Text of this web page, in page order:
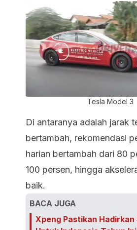
Tesla Model 3
Di antaranya adalah jarak
bertambah, rekomendasi
harian bertambah dari 80
100 persen, hingga
baik.
BACA JUGA
Xpeng Pastikan Hadirkan